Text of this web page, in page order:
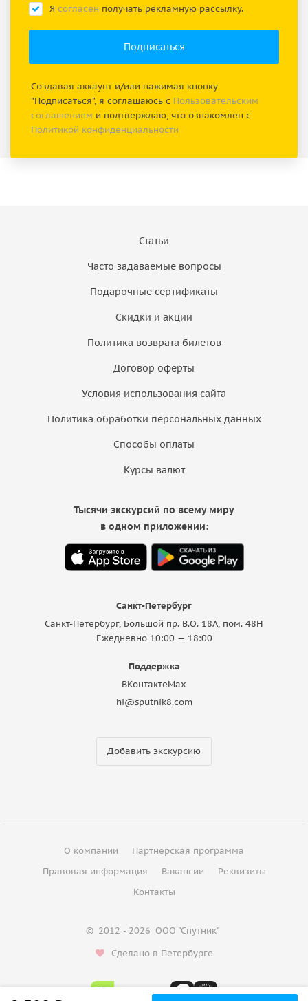
Я согласен получать рекламную рассылку.
Создавая аккаунт и/или нажимая кнопку
"Подписаться", я соглашаюсь с Пользовательским
соглашением и подтверждаю, что ознакомлен с
Политикой конфиденциальности
Статьи
Часто задаваемые вопросы
Подарочные сертификаты
Скидки и акции
Политика возврата билетов
Договор оферты
Условия использования сайта
Политика обработки персональных данных
Способы оплаты
Курсы валют
Санкт-Петербург
Санкт-Петербург, Большой пр. В.О. 18A, пом. 48Н
Ежедневно 10:00 — 18:00
Поддержка
ВКонтактеMax
hi@sputnik8.com
Добавить экскурсию
Тысячи экскурсий по всему миру
в одном приложении:
О компании
Партнерская программа
Правовая информация
Вакансии
Реквизиты
Контакты
© 2012 - 2026 ООО "Спутник"
Сделано в Петербурге